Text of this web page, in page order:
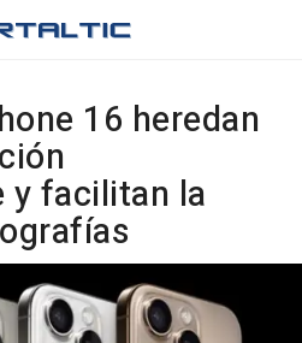
16 heredan
y facilitan la